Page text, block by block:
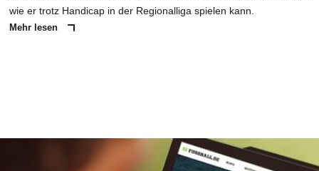
wie er trotz Handicap in der Regionalliga spielen kann.
Mehr lesen